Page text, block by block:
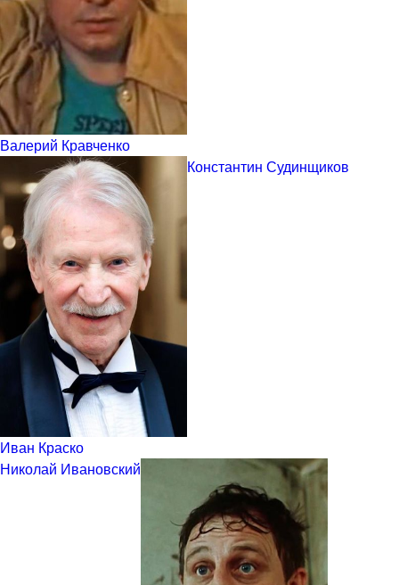
Валерий Кравченко
Иван Краско
Константин Судинщиков
Николай Ивановский